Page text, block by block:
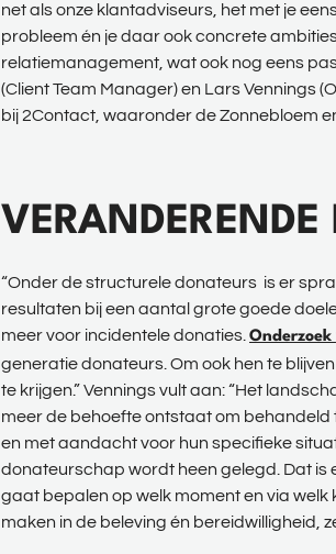
net als onze klantadviseurs, het met je
probleem én je daar ook concrete
relatiemanagement, wat ook nog eens
(Client Team Manager) en Lars Vennings
bij 2Contact, waaronder de Zonnebloem
VERANDERENDE
“Onder de structurele donateurs is er
resultaten bij een aantal grote goede
meer voor incidentele donaties. Onderzoek
generatie donateurs. Om ook hen te
te krijgen.” Vennings vult aan: “Het
meer de behoefte ontstaat om behandeld
en met aandacht voor hun specifieke
donateurschap wordt heen gelegd. Dat
gaat bepalen op welk moment en via
maken in de beleving én bereidwilligheid,